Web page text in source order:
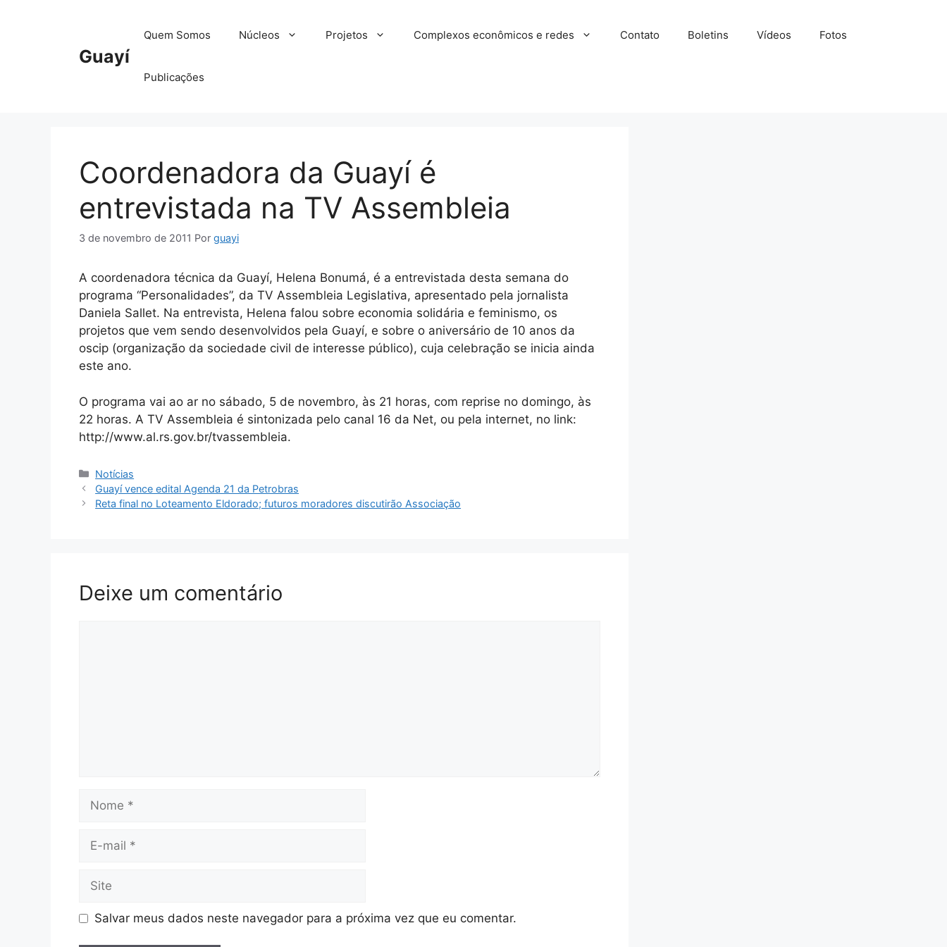
Guayí
Quem Somos Núcleos Projetos Complexos econômicos e redes Contato Boletins Vídeos Fotos
Publicações
Coordenadora da Guayí é
entrevistada na TV Assembleia
3 de novembro de 2011 Por guayi
A coordenadora técnica da Guayí, Helena Bonumá, é a entrevistada desta semana do
programa “Personalidades”, da TV Assembleia Legislativa, apresentado pela jornalista
Daniela Sallet. Na entrevista, Helena falou sobre economia solidária e feminismo, os
projetos que vem sendo desenvolvidos pela Guayí, e sobre o aniversário de 10 anos da
oscip (organização da sociedade civil de interesse público), cuja celebração se inicia ainda
este ano.
O programa vai ao ar no sábado, 5 de novembro, às 21 horas, com reprise no domingo, às
22 horas. A TV Assembleia é sintonizada pelo canal 16 da Net, ou pela internet, no link:
http://www.al.rs.gov.br/tvassembleia.
Categorias
Notícias
Guayí vence edital Agenda 21 da Petrobras
Reta final no Loteamento Eldorado; futuros moradores discutirão Associação
Deixe um comentário
mail
Salvar meus dados neste navegador para a próxima vez que eu comentar.